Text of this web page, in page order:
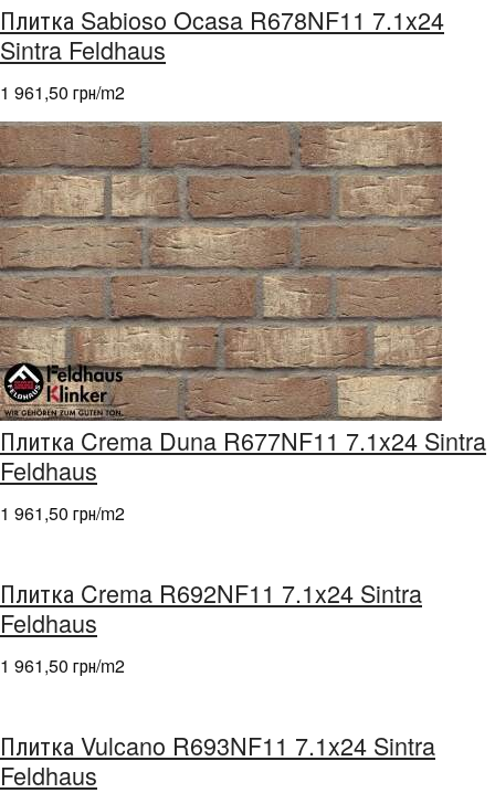
Плитка Sabioso Ocasa R678NF11 7.1x24
Sintra Feldhaus
1 961,50 грн/m2
Плитка Crema Duna R677NF11 7.1x24 Sintra
Feldhaus
1 961,50 грн/m2
Плитка Crema R692NF11 7.1x24 Sintra
Feldhaus
1 961,50 грн/m2
Плитка Vulcano R693NF11 7.1x24 Sintra
Feldhaus